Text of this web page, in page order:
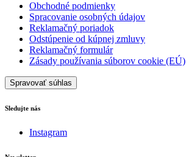
Obchodné podmienky
Spracovanie osobných údajov
Reklamačný poriadok
Odstúpenie od kúpnej zmluvy
Reklamačný formulár
Zásady používania súborov cookie (EÚ)
Spravovať súhlas
Sledujte nás
Instagram